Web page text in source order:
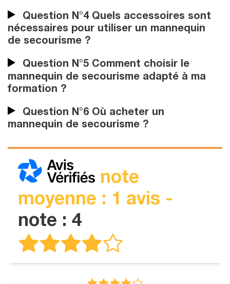
Question N°4 Quels accessoires sont
nécessaires pour utiliser un mannequin
de secourisme ?
Question N°5 Comment choisir le
mannequin de secourisme adapté à ma
formation ?
Question N°6 Où acheter un
mannequin de secourisme ?
note
moyenne : 1 avis -
note : 4